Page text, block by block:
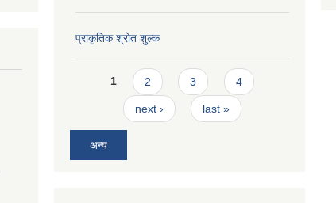
प्राकृतिक श्रोत शुल्क
Pages
1 2 3 4
next › last »
अन्य